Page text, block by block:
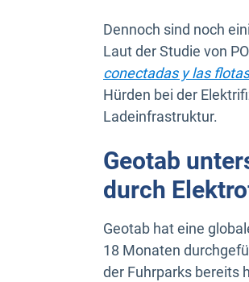
Dennoch sind noch
Laut der Studie von
conectadas y las
Hürden bei der
Ladeinfrastruktur.
Geotab
durch
Geotab hat eine
18 Monaten
der Fuhrparks bereits